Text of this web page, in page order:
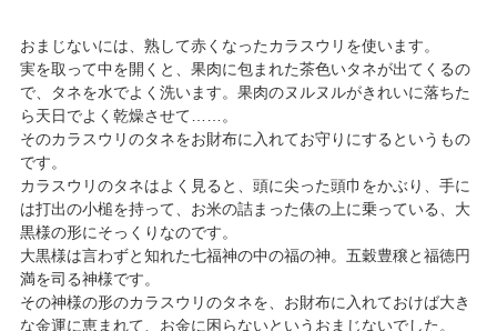
おまじないには、熟して赤くなったカラスウリを使います。
実を取って中を開くと、果肉に包まれた茶色いタネが出てくるの
で、タネを水でよく洗います。果肉のヌルヌルがきれいに落ちた
ら天日でよく乾燥させて……。
そのカラスウリのタネをお財布に入れてお守りにするというもの
です。
カラスウリのタネはよく見ると、頭に尖った頭巾をかぶり、手に
は打出の小槌を持って、お米の詰まった俵の上に乗っている、大
黒様の形にそっくりなのです。
大黒様は言わずと知れた七福神の中の福の神。五穀豊穣と福徳円
満を司る神様です。
その神様の形のカラスウリのタネを、お財布に入れておけば大き
な金運に恵まれて、お金に困らないというおまじないでした。